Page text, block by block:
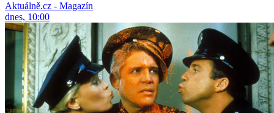
Aktuálně.cz - Magazín
dnes, 10:00